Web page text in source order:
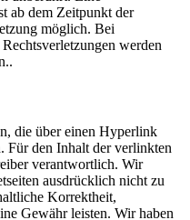
ab dem Zeitpunkt der
möglich. Bei
werden
die über einen Hyperlink
Für den Inhalt der verlinkten
verantwortlich. Wir
ausdrücklich nicht zu
Korrektheit,
Gewähr leisten. Wir haben